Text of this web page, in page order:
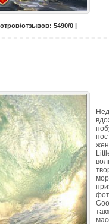
отзывов: 5490/0 |